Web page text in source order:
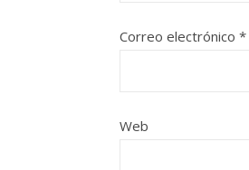
Correo electrónico *
Web